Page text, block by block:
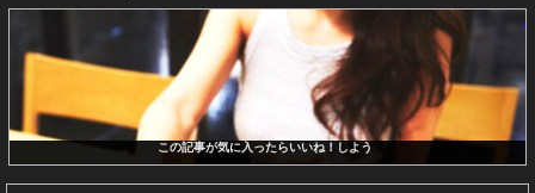
この記事が気に入ったらいいね！しよう